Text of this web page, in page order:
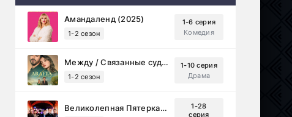
Амандаленд (2025)
1-2 сезон
1-6 серия
Комедия
Между / Связанные судьбой (2025)
1-2 сезон
1-10 серия
Драма
Великолепная Пятерка (2019)
1-28
серия